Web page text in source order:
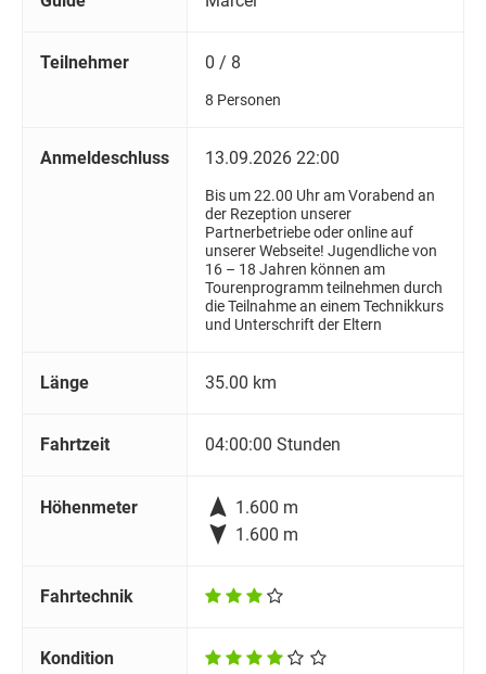
Teilnehmer 0 / 8
8 Personen
Anmeldeschluss 13.09.2026 22:00
Bis um 22.00 Uhr am Vorabend an
der Rezeption unserer
Partnerbetriebe oder online auf
unserer Webseite! Jugendliche von
16 – 18 Jahren können am
Tourenprogramm teilnehmen durch
die Teilnahme an einem Technikkurs
und Unterschrift der Eltern
Länge 35.00 km
Fahrtzeit 04:00:00 Stunden
Höhenmeter  1.600 m
 1.600 m
Fahrtechnik
Kondition